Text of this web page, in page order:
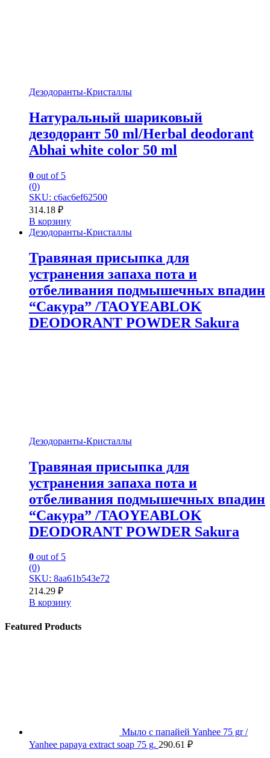
Дезодоранты-Кристаллы
Натуральный шариковый
дезодорант 50 ml/Herbal deodorant
Abhai white color 50 ml
0 out of 5
(0)
SKU: c6ac6ef62500
314.18 ₽
В корзину
Дезодоранты-Кристаллы
Травяная присыпка для
устранения запаха пота и
отбеливания подмышечных впадин
“Сакура” /TAOYEABLOK
DEODORANT POWDER Sakura
Дезодоранты-Кристаллы
Травяная присыпка для
устранения запаха пота и
отбеливания подмышечных впадин
“Сакура” /TAOYEABLOK
DEODORANT POWDER Sakura
0 out of 5
(0)
SKU: 8aa61b543e72
214.29 ₽
В корзину
Featured Products
Мыло с папайей Yanhee 75 gr /
Yanhee papaya extract soap 75 g. 290.61 ₽